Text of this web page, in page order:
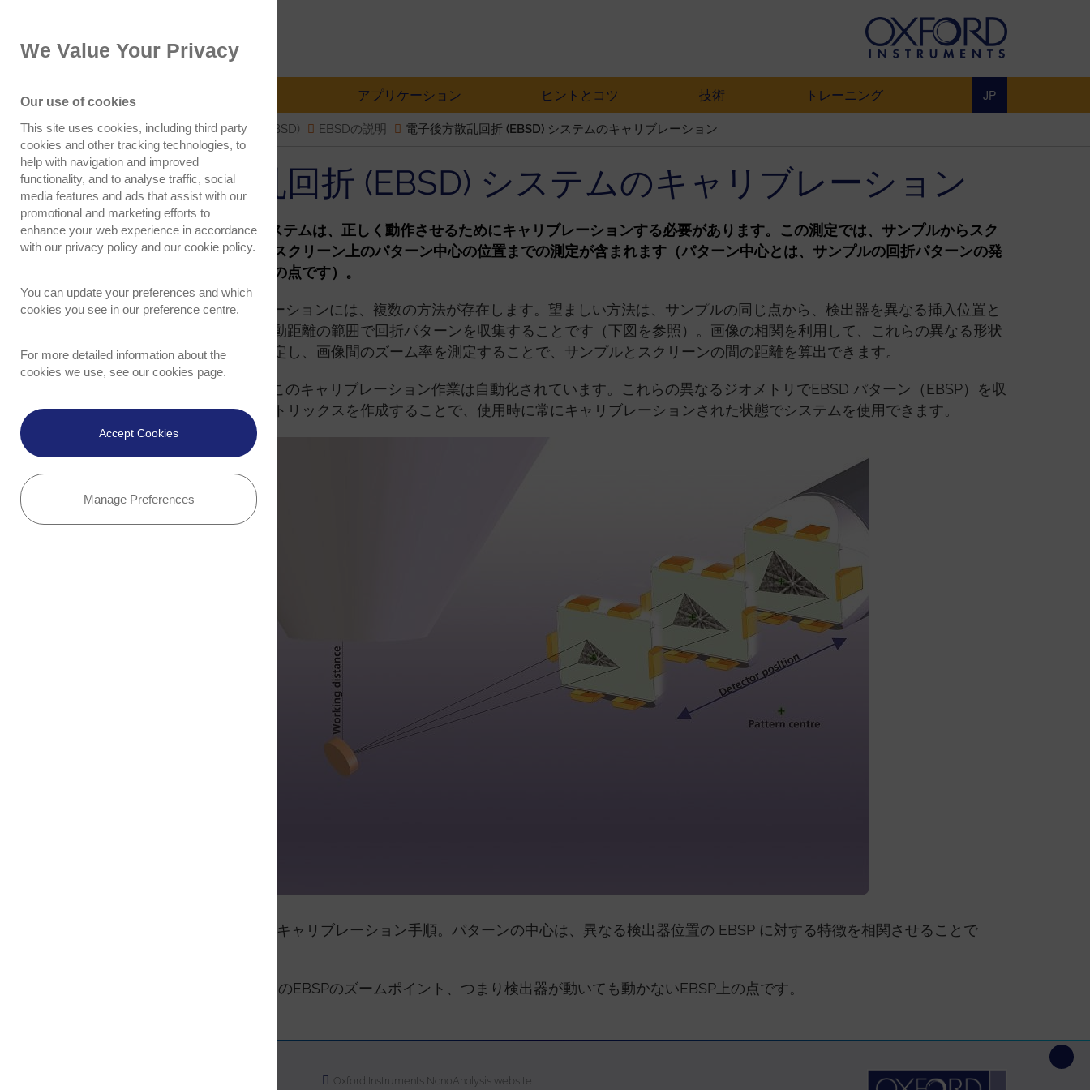
Electron Backscatter Diffraction
EBSDの説明 アプリケーション ヒントとコツ 技術 トレーニング JP
Electron Backscatter Diffraction (EBSD) EBSDの説明 電子後方散乱回折 (EBSD) システムのキャリブレーション
電子後方散乱回折 (EBSD) システムのキャリブレーション
電子後方散乱回折 (EBSD) システムは、正しく動作させるためにキャリブレーションする必要があります。この測定では、サンプルからスク
リーンまでの距離と、蛍光体スクリーン上のパターン中心の位置までの測定が含まれます（パターン中心とは、サンプルの回折パターンの発
生点に最も近いスクリーン上の点です）。
EBSD システムのキャリブレーションには、複数の方法が存在します。望ましい方法は、サンプルの同じ点から、検出器を異なる挿入位置と
昇降位置に配置し、異なる作動距離の範囲で回折パターンを収集することです（下図を参照）。画像の相関を利用して、これらの異なる形状
におけるパターンの中心を特定し、画像間のズーム率を測定することで、サンプルとスクリーンの間の距離を算出できます。
最新のEBSD システムでは、このキャリブレーション作業は自動化されています。これらの異なるジオメトリでEBSD パターン（EBSP）を収
集し、キャリブレーションマトリックスを作成することで、使用時に常にキャリブレーションされた状態でシステムを使用できます。
EBSD システムの典型的なキャリブレーション手順。パターンの中心は、異なる検出器位置の EBSP に対する特徴を相関させることで
パターンの中心は、これらのEBSPのズームポイント、つまり検出器が動いても動かないEBSP上の点です。
Oxford Instruments NanoAnalysis website
We Value Your Privacy
Our use of cookies
This site uses cookies, including third party
cookies and other tracking technologies, to
help with navigation and improved
functionality, and to analyse traffic, social
media features and ads that assist with our
promotional and marketing efforts to
enhance your web experience in accordance
with our privacy policy and our cookie policy.
You can update your preferences and which
cookies you see in our preference centre.
For more detailed information about the
cookies we use, see our cookies page.
Accept Cookies
Manage Preferences